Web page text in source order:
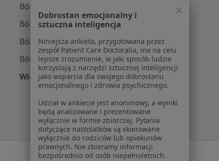
Bóle głowy w Bielsku-Białej
Ból barku w Bielsku-Białej
Ból pleców w Bielsku-Białej
Ból karku w Bielsku-Białej
Więcej (15)
Więcej w kategorii: Najczęście leczone
Serwis
Dobrostan emocjonalny i
sztuczna inteligencja
Niniejsza ankieta, przygotowana przez
zespół Patient Care Doctoralia, ma na celu
lepsze zrozumienie, w jaki sposób ludzie
korzystają z narzędzi sztucznej inteligencji
jako wsparcia dla swojego dobrostanu
emocjonalnego i zdrowia psychicznego.
Udział w ankiecie jest anonimowy, a wyniki
będą analizowane i prezentowane
wyłącznie w formie zbiorczej. Pytania
dotyczące nastolatków są skierowane
wyłącznie do rodziców lub opiekunów
prawnych. Nie zbieramy informacji
bezpośrednio od osób niepełnoletnich.